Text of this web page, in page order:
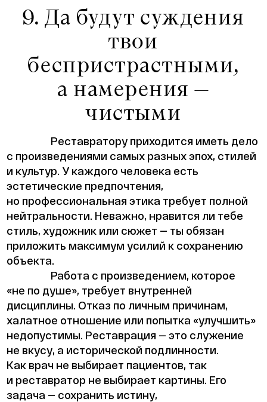
9. Да будут суждения
твои
беспристрастными,
а намерения —
чистыми
Реставратору приходится иметь дело
с произведениями самых разных эпох, стилей
и культур. У каждого человека есть
эстетические предпочтения,
но профессиональная этика требует полной
нейтральности. Неважно, нравится ли тебе
стиль, художник или сюжет — ты обязан
приложить максимум усилий к сохранению
объекта.
Работа с произведением, которое
«не по душе», требует внутренней
дисциплины. Отказ по личным причинам,
халатное отношение или попытка «улучшить»
недопустимы. Реставрация — это служение
не вкусу, а исторической подлинности.
Как врач не выбирает пациентов, так
и реставратор не выбирает картины. Его
задача — сохранить истину,